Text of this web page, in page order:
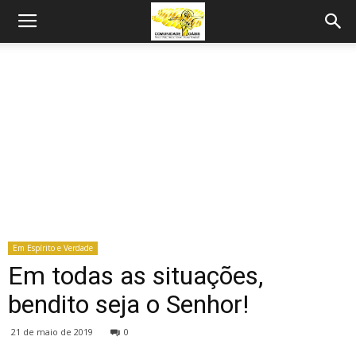
Em Espírito e Verdade
Em todas as situações,
bendito seja o Senhor!
21 de maio de 2019 0